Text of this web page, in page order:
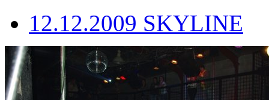
12.12.2009 SKYLINE